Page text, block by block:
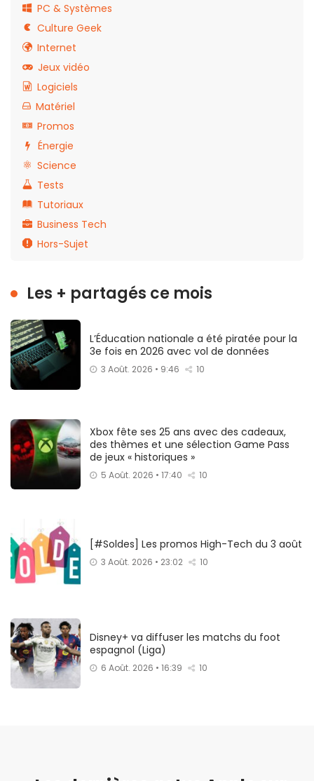
PC & Systèmes
Culture Geek
Internet
Jeux vidéo
Logiciels
Matériel
Promos
Énergie
Science
Tests
Tutoriaux
Business Tech
Hors-Sujet
Les + partagés ce mois
L’Éducation nationale a été piratée pour la
3e fois en 2026 avec vol de données
3 Août. 2026 • 9:46 10
Xbox fête ses 25 ans avec des cadeaux,
des thèmes et une sélection Game Pass
de jeux « historiques »
5 Août. 2026 • 17:40 10
[#Soldes] Les promos High-Tech du 3 août
3 Août. 2026 • 23:02 10
Disney+ va diffuser les matchs du foot
espagnol (Liga)
6 Août. 2026 • 16:39 10